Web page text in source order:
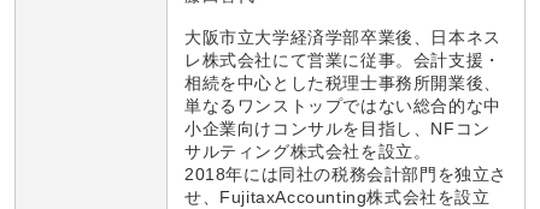
大阪市立大学経済学部卒業後、日本ネス
レ株式会社にて営業に従事。会計支援・
相続を中心とした税理士事務所開業後、
単なるワンストップではない総合的な中
小企業向けコンサルを目指し、NFコン
サルティング株式会社を設立。
2018年には同社の税務会計部門を独立さ
せ、FujitaxAccounting株式会社を設立